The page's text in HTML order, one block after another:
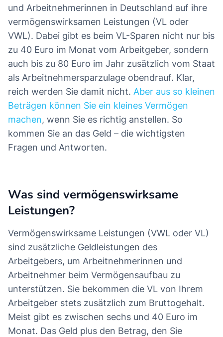
und Arbeitnehmerinnen in Deutschland auf ihre
vermögenswirksamen Leistungen (VL oder
VWL). Dabei gibt es beim VL-Sparen nicht nur bis
zu 40 Euro im Monat vom Arbeitgeber, sondern
auch bis zu 80 Euro im Jahr zusätzlich vom Staat
als Arbeitnehmersparzulage obendrauf. Klar,
reich werden Sie damit nicht. Aber aus so kleinen
Beträgen können Sie ein kleines Vermögen
machen, wenn Sie es richtig anstellen. So
kommen Sie an das Geld – die wichtigsten
Fragen und Antworten.
Was sind vermögenswirksame
Leistungen?
Vermögenswirksame Leistungen (VWL oder VL)
sind zusätzliche Geldleistungen des
Arbeitgebers, um Arbeitnehmerinnen und
Arbeitnehmer beim Vermögensaufbau zu
unterstützen. Sie bekommen die VL von Ihrem
Arbeitgeber stets zusätzlich zum Bruttogehalt.
Meist gibt es zwischen sechs und 40 Euro im
Monat. Das Geld plus den Betrag, den Sie